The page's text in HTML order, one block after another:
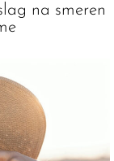
na smeren